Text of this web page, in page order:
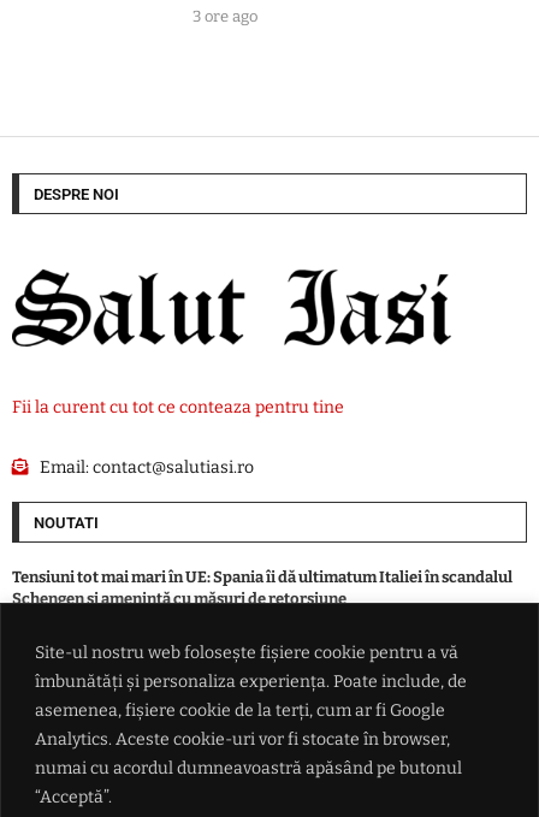
Site-ul nostru web folosește fișiere cookie pentru a vă
îmbunătăți și personaliza experiența. Poate include, de
asemenea, fișiere cookie de la terți, cum ar fi Google
Analytics. Aceste cookie-uri vor fi stocate în browser,
numai cu acordul dumneavoastră apăsând pe butonul
“Acceptă”.
3 ore ago
DESPRE NOI
Fii la curent cu tot ce conteaza pentru tine
Email:contact@salutiasi.ro
NOUTATI
Tensiuni tot mai mari în UE: Spania îi dă ultimatum Italiei în scandalul
Schengen și amenință cu măsuri de retorsiune
Bărbat încarcerat după o condamnare pentru conducere sub influența
alcoolului. Tânără cercetată pentru furt dintr-un magazin din Iași
Fernando Alonso cere un nou contract de 80 de milioane de euro la
Aston Martin